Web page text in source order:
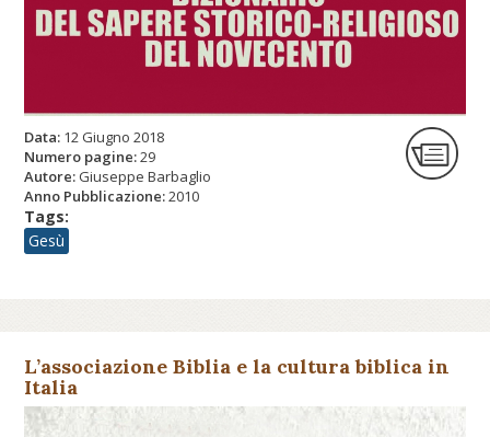
Data: 12 Giugno 2018
Numero pagine:29
Autore: Giuseppe Barbaglio
Anno Pubblicazione:2010
Tags:
Gesù
L’associazione Biblia e la cultura biblica in
Italia